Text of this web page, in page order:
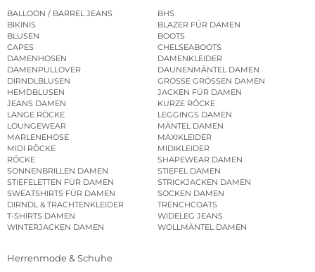
BALLOON / BARREL JEANS
BHS
BIKINIS
BLAZER FÜR DAMEN
BLUSEN
BOOTS
CAPES
CHELSEABOOTS
DAMENHOSEN
DAMENKLEIDER
DAMENPULLOVER
DAUNENMÄNTEL DAMEN
DIRNDLBLUSEN
GROSSE GRÖSSEN DAMEN
HEMDBLUSEN
JACKEN FÜR DAMEN
JEANS DAMEN
KURZE RÖCKE
LANGE RÖCKE
LEGGINGS DAMEN
LOUNGEWEAR
MÄNTEL DAMEN
MARLENEHOSE
MAXIKLEIDER
MIDI RÖCKE
MIDIKLEIDER
RÖCKE
SHAPEWEAR DAMEN
SONNENBRILLEN DAMEN
STIEFEL DAMEN
STIEFELETTEN FÜR DAMEN
STRICKJACKEN DAMEN
SWEATSHIRTS FÜR DAMEN
SOCKEN DAMEN
DIRNDL & TRACHTENKLEIDER
TRENCHCOATS
T-SHIRTS DAMEN
WIDELEG JEANS
WINTERJACKEN DAMEN
WOLLMÄNTEL DAMEN
Herrenmode & Schuhe